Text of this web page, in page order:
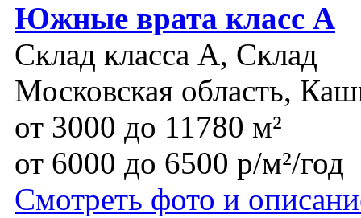
Южные врата класс А
Склад класса A, Склад
Московская область,
от 3000 до 11780 м²
от 6000 до 6500 р/м²/год
Смотреть фото и